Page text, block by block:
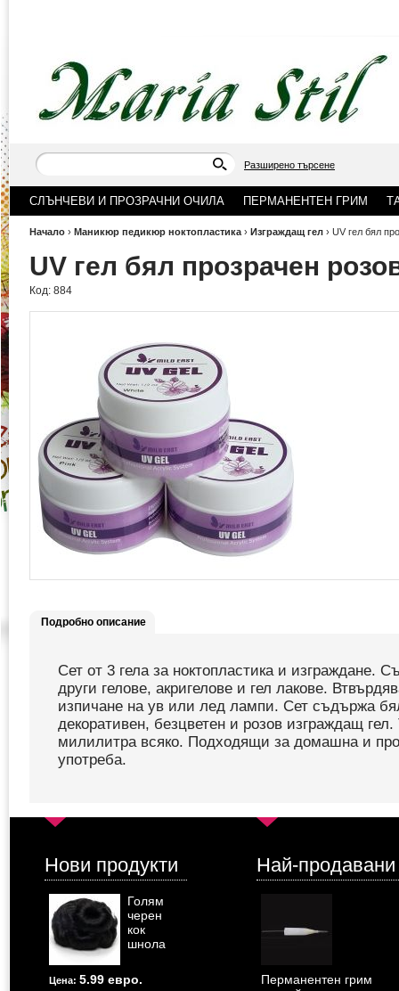
Разширено търсене
СЛЪНЧЕВИ И ПРОЗРАЧНИ ОЧИЛА ПЕРМАНЕНТЕН ГРИМ
Начало › Маникюр педикюр ноктопластика › Изграждащ гел › UV гел бял
UV гел бял прозрачен
Код: 884
Подробно описание
Сет от 3 гела за ноктопластика и изграждане.
други гелове, акригелове и гел лакове.
изпичане на ув или лед лампи. Сет съдържа
декоративен, безцветен и розов изграждащ гел.
милилитра всяко. Подходящи за домашна и
употреба.
Нови продукти
Голям
черен
кок
шнола
Цена: 5.99 евро.
Най-продавани
Перманентен грим